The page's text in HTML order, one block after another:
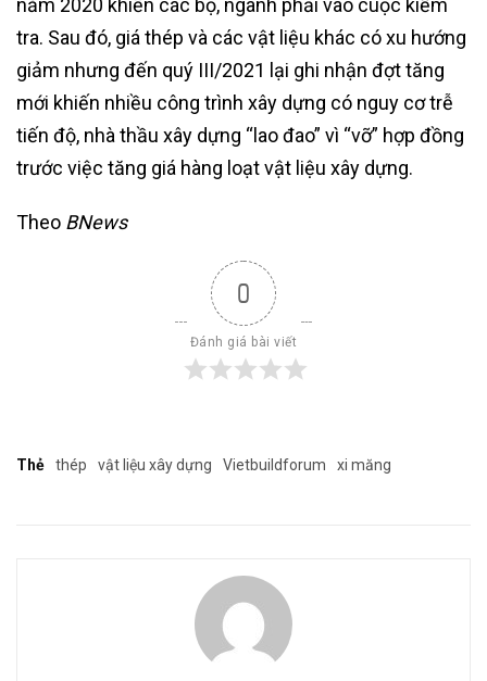
năm 2020 khiến các bộ, ngành phải vào cuộc kiểm
tra. Sau đó, giá thép và các vật liệu khác có xu hướng
giảm nhưng đến quý III/2021 lại ghi nhận đợt tăng
mới khiến nhiều công trình xây dựng có nguy cơ trễ
tiến độ, nhà thầu xây dựng “lao đao” vì “vỡ” hợp đồng
trước việc tăng giá hàng loạt vật liệu xây dựng.
Theo BNews
0
Đánh giá bài viết
Thẻ thép vật liệu xây dựng Vietbuildforum xi măng